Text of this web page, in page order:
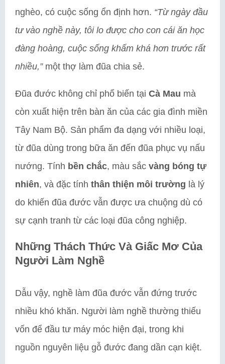
nghèo, có cuộc sống ổn định hơn. “Từ ngày đầu
tư vào nghề này, tôi lo được cho con cái ăn học
đàng hoàng, cuộc sống khấm khá hơn trước rất
nhiều,”một thợ làm đũa chia sẻ.
Đũa đước không chỉ phổ biến tại Cà Mau mà
còn xuất hiện trên bàn ăn của các gia đình miền
Tây Nam Bộ. Sản phẩm đa dạng với nhiều loại,
từ đũa dùng trong bữa ăn đến đũa phục vụ nấu
nướng. Tính bền chắc, màu sắc vàng bóng tự
nhiên, và đặc tính thân thiện môi trường là lý
do khiến đũa đước vẫn được ưa chuộng dù có
sự cạnh tranh từ các loại đũa công nghiệp.
Những Thách Thức Và Giấc Mơ Của
Người Làm Nghề
Dẫu vậy, nghề làm đũa đước vẫn đứng trước
nhiều khó khăn. Người làm nghề thường thiếu
vốn để đầu tư máy móc hiện đại, trong khi
nguồn nguyên liệu gỗ đước đang dần cạn kiệt.